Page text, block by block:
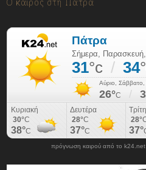
Ο καιρός στη Πάτρα
πρόγνωση καιρού από το k24.net